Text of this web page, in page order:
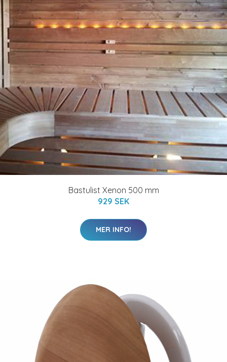
Bastulist Xenon 500 mm
929 SEK
MER INFO!